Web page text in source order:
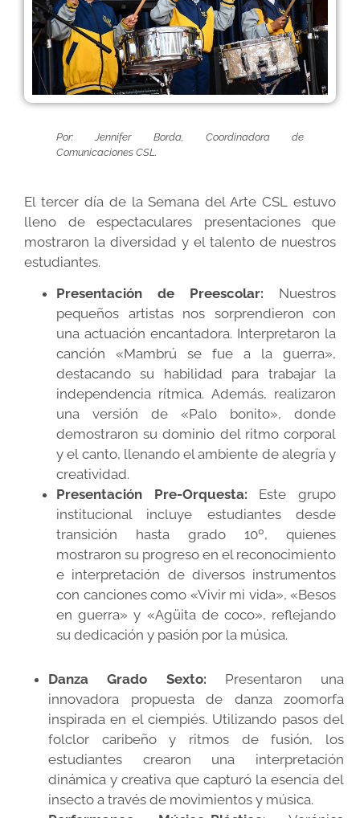
Por: Jennifer Borda, Coordinadora de
Comunicaciones CSL.
El tercer día de la Semana del Arte CSL estuvo
lleno de espectaculares presentaciones que
mostraron la diversidad y el talento de nuestros
estudiantes.
Presentación de Preescolar: Nuestros
pequeños artistas nos sorprendieron con
una actuación encantadora. Interpretaron la
canción «Mambrú se fue a la guerra»,
destacando su habilidad para trabajar la
independencia rítmica. Además, realizaron
una versión de «Palo bonito», donde
demostraron su dominio del ritmo corporal
y el canto, llenando el ambiente de alegría y
creatividad.
Presentación Pre-Orquesta: Este grupo
institucional incluye estudiantes desde
transición hasta grado 10º, quienes
mostraron su progreso en el reconocimiento
e interpretación de diversos instrumentos
con canciones como «Vivir mi vida», «Besos
en guerra» y «Agüita de coco», reflejando
su dedicación y pasión por la música.
Danza Grado Sexto: Presentaron una
innovadora propuesta de danza zoomorfa
inspirada en el ciempiés. Utilizando pasos del
folclor caribeño y ritmos de fusión, los
estudiantes crearon una interpretación
dinámica y creativa que capturó la esencia del
insecto a través de movimientos y música.